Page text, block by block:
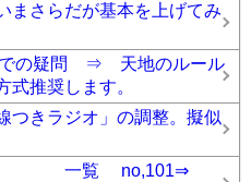
まさらだが基本を上げてみ
での疑問 ⇒ 天地のルール
推奨します。
つきラジオ」の調整。擬似
ト 一覧 no,101⇒